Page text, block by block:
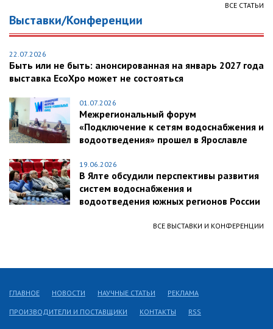
ВСЕ СТАТЬИ
Выставки/Конференции
22.07.2026
Быть или не быть: анонсированная на январь 2027 года
выставка EcoXpo может не состояться
01.07.2026
Межрегиональный форум
«Подключение к сетям водоснабжения и
водоотведения» прошел в Ярославле
19.06.2026
В Ялте обсудили перспективы развития
систем водоснабжения и
водоотведения южных регионов России
ВСЕ ВЫСТАВКИ И КОНФЕРЕНЦИИ
ГЛАВНОЕ НОВОСТИ НАУЧНЫЕ СТАТЬИ РЕКЛАМА
ПРОИЗВОДИТЕЛИ И ПОСТАВЩИКИ КОНТАКТЫ RSS